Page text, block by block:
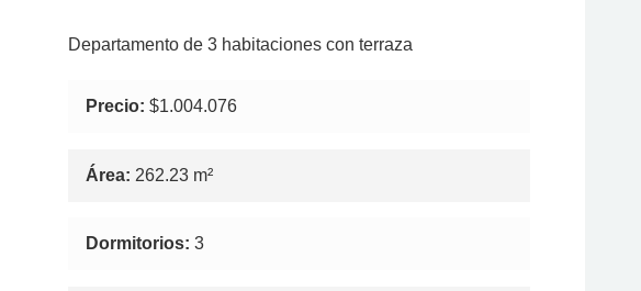
Departamento de 3 habitaciones con terraza
Precio: $1.004.076
Área: 262.23 m²
Dormitorios: 3